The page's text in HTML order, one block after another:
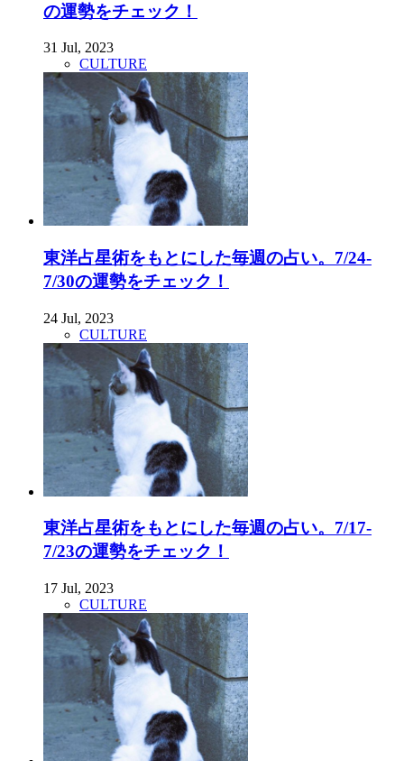
の運勢をチェック！
31 Jul, 2023
CULTURE
東洋占星術をもとにした毎週の占い。7/24-
7/30の運勢をチェック！
24 Jul, 2023
CULTURE
東洋占星術をもとにした毎週の占い。7/17-
7/23の運勢をチェック！
17 Jul, 2023
CULTURE